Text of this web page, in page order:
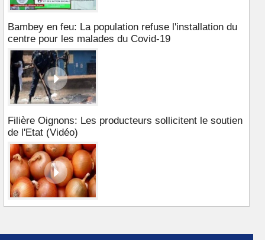
Bambey en feu: La population refuse l'installation du
centre pour les malades du Covid-19
Filière Oignons: Les producteurs sollicitent le soutien
de l'Etat (Vidéo)